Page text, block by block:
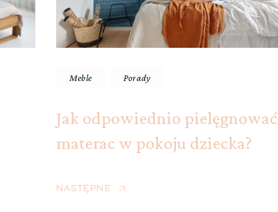
Meble Porady
Jak odpowiednio pielęgnować
materac w pokoju dziecka?
NASTĘPNE